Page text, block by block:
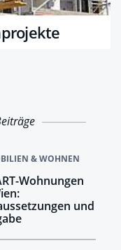
& WOHNEN
Wohnungen
und